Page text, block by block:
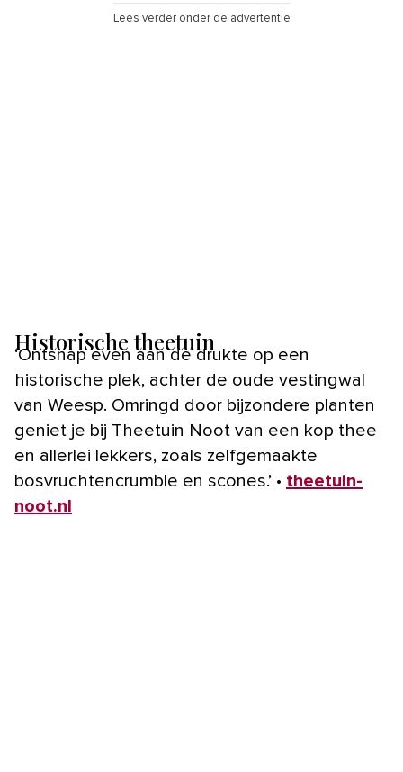
Lees verder onder de advertentie
Historische theetuin
‘Ontsnap even aan de drukte op een
historische plek, achter de oude vestingwal
van Weesp. Omringd door bijzondere planten
geniet je bij Theetuin Noot van een kop thee
en allerlei lekkers, zoals zelfgemaakte
bosvruchtencrumble en scones.’ • theetuin-
noot.nl